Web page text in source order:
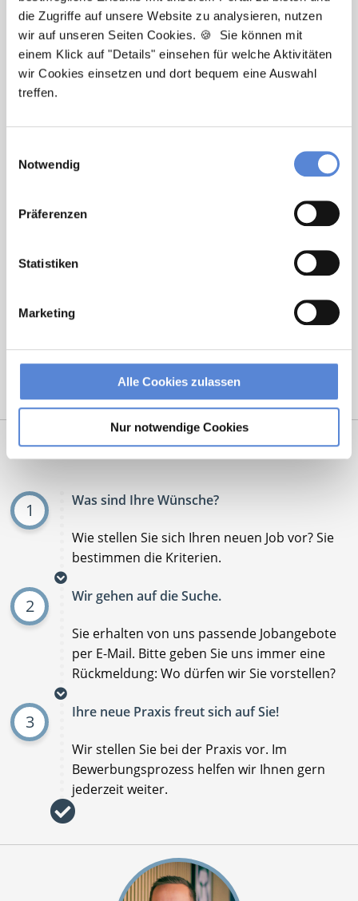
die Zugriffe auf unsere Website zu analysieren, nutzen
wir auf unseren Seiten Cookies. 🍪 Sie können mit
einem Klick auf "Details" einsehen für welche Aktivitäten
wir Cookies einsetzen und dort bequem eine Auswahl
treffen.
Notwendig
Präferenzen
Statistiken
Marketing
Alle Cookies zulassen
Nur notwendige Cookies
Newsletter-Service: Ich möchte über
Neuigkeiten in der Allgemeinmedizin
informiert werden und Tipps zur Jobsuche
analysiert werden, damit passende und
bereitgestellt werden können. Im Übrigen
habe ich die Datenschutzerklärung gelesen
habe ich die
gelesen
markierte Felder sind Pflichtfelder
Ablauf der Stellenvermittlung:
1 Was sind Ihre Wünsche?
Wie stellen Sie sich Ihren neuen Job vor? Sie
bestimmen die Kriterien.
2 Wir gehen auf die Suche.
Sie erhalten von uns passende Jobangebote
per E-Mail. Bitte geben Sie uns immer eine
Rückmeldung: Wo dürfen wir Sie vorstellen?
3 Ihre neue Praxis freut sich auf Sie!
Wir stellen Sie bei der Praxis vor. Im
Bewerbungsprozess helfen wir Ihnen gern
jederzeit weiter.